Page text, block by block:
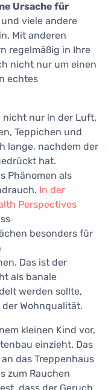
Ursache für
viele andere
Mit anderen
regelmäßig in Ihre
nicht nur um einen
echtes
nicht nur in der Luft.
Teppichen und
lange, nachdem der
hat.
Phänomen als
In der
Perspectives
besonders für
Das ist der
als banale
werden sollte,
Wohnqualität.
kleinen Kind vor,
einzieht. Das
das Treppenhaus
zum Rauchen